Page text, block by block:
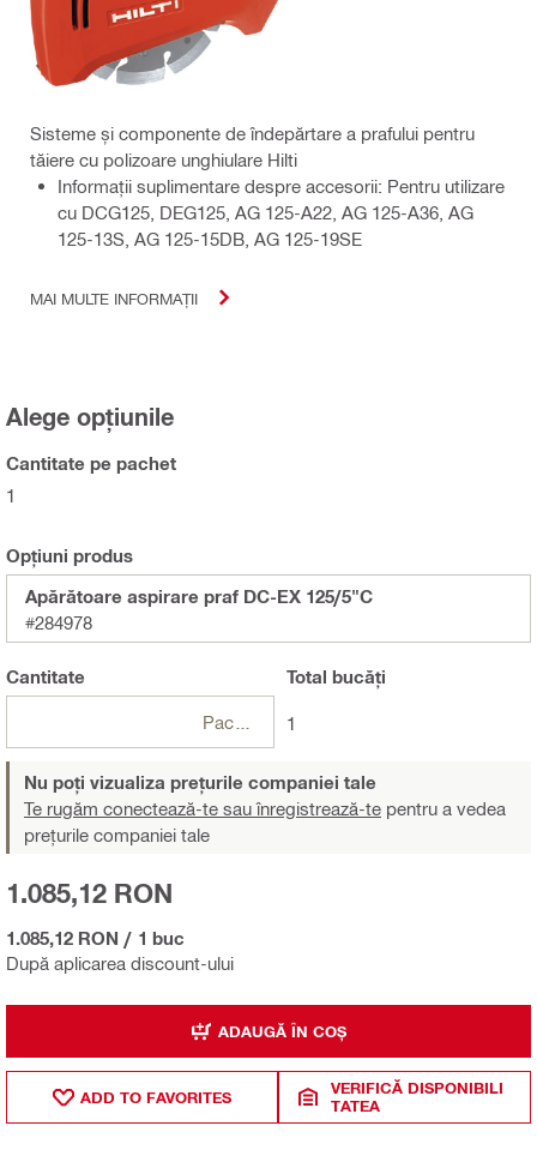
Sisteme și componente de îndepărtare a prafului pentru
tăiere cu polizoare unghiulare Hilti
Informaţii suplimentare despre accesorii: Pentru utilizare
cu DCG125, DEG125, AG 125-A22, AG 125-A36, AG
125-13S, AG 125-15DB, AG 125-19SE
MAI MULTE INFORMAȚII
Alege opțiunile
Cantitate pe pachet
1
Opțiuni produs
Apărătoare aspirare praf DC-EX 125/5"C
#284978
Cantitate Total bucăți
1
Nu poți vizualiza prețurile companiei tale
Te rugăm conectează-te sau înregistrează-te pentru a vedea
prețurile companiei tale
După aplicarea discount-ului
1.085,12 RON
1.085,12 RON / 1 buc
ADAUGĂ ÎN COȘ
ADD TO FAVORITES
VERIFICĂ DISPONIBILI
TATEA